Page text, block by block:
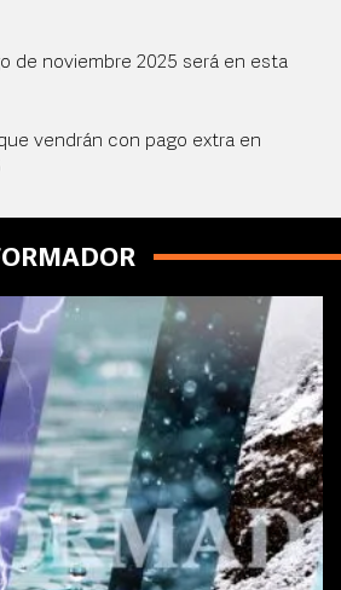
de noviembre 2025 será en esta
vendrán con pago extra en